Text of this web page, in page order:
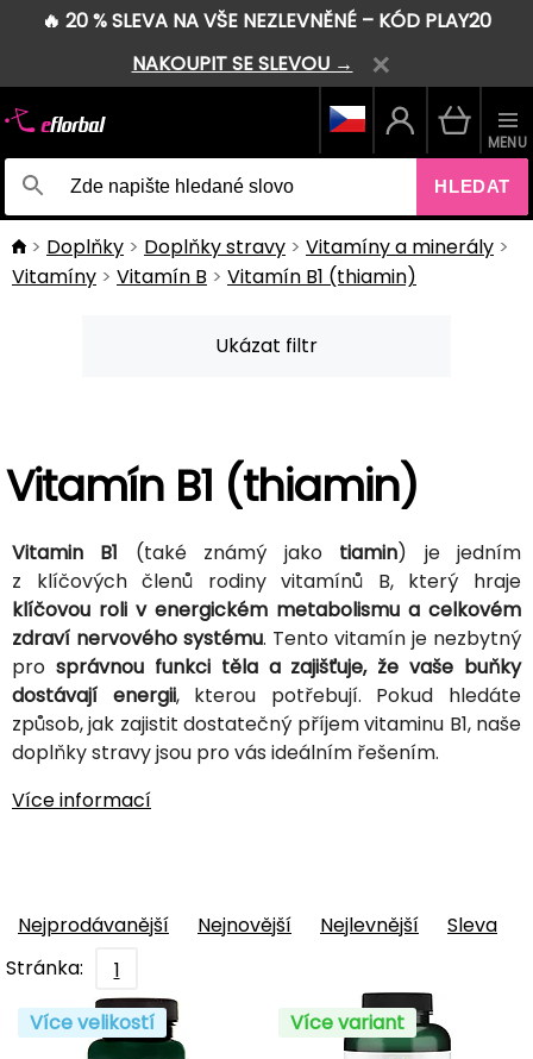
🔥 20 % SLEVA NA VŠE NEZLEVNĚNÉ – KÓD PLAY20
NAKOUPIT SE SLEVOU →
HLEDAT
MENU
Doplňky Doplňky stravy
Vitamíny a minerály
Vitamíny
Vitamín B Vitamín B1 (thiamin)
Ukázat filtr
Vitamín B1 (thiamin)
Vitamin B1 (také známý jako tiamin) je jedním
z klíčových členů rodiny vitamínů B, který hraje
klíčovou roli v energickém metabolismu a celkovém
zdraví nervového systému. Tento vitamín je nezbytný
pro správnou funkci těla a zajišťuje, že vaše buňky
dostávají energii, kterou potřebují. Pokud hledáte
způsob, jak zajistit dostatečný příjem vitaminu B1, naše
doplňky stravy jsou pro vás ideálním řešením.
Více informací
Nejprodávanější Nejnovější Nejlevnější
Sleva
Stránka:
1
Více velikostí
Více variant